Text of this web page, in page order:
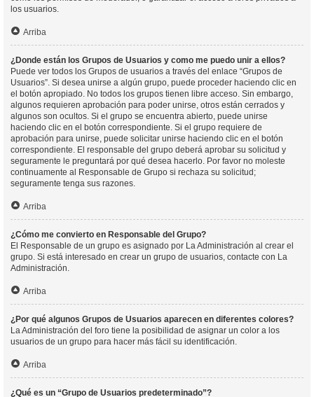
los usuarios.
Arriba
¿Donde están los Grupos de Usuarios y como me puedo unir a ellos?
Puede ver todos los Grupos de usuarios a través del enlace “Grupos de
Usuarios”. Si desea unirse a algún grupo, puede proceder haciendo clic en
el botón apropiado. No todos los grupos tienen libre acceso. Sin embargo,
algunos requieren aprobación para poder unirse, otros están cerrados y
algunos son ocultos. Si el grupo se encuentra abierto, puede unirse
haciendo clic en el botón correspondiente. Si el grupo requiere de
aprobación para unirse, puede solicitar unirse haciendo clic en el botón
correspondiente. El responsable del grupo deberá aprobar su solicitud y
seguramente le preguntará por qué desea hacerlo. Por favor no moleste
continuamente al Responsable de Grupo si rechaza su solicitud;
seguramente tenga sus razones.
Arriba
¿Cómo me convierto en Responsable del Grupo?
El Responsable de un grupo es asignado por La Administración al crear el
grupo. Si está interesado en crear un grupo de usuarios, contacte con La
Administración.
Arriba
¿Por qué algunos Grupos de Usuarios aparecen en diferentes colores?
La Administración del foro tiene la posibilidad de asignar un color a los
usuarios de un grupo para hacer más fácil su identificación.
Arriba
¿Qué es un “Grupo de Usuarios predeterminado”?